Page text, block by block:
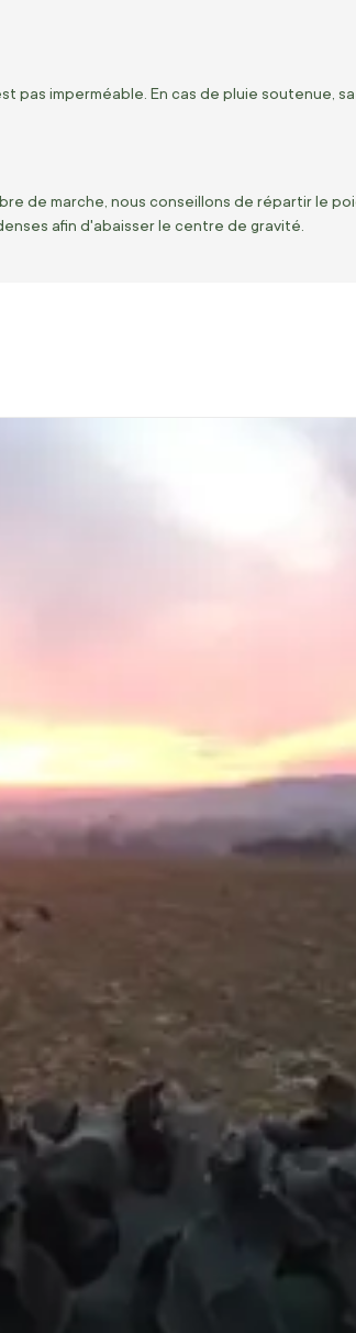
pas imperméable. En cas de pluie soutenue,
de marche, nous conseillons de répartir le
afin d'abaisser le centre de gravité.